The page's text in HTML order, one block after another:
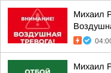
Михаил
Михаил